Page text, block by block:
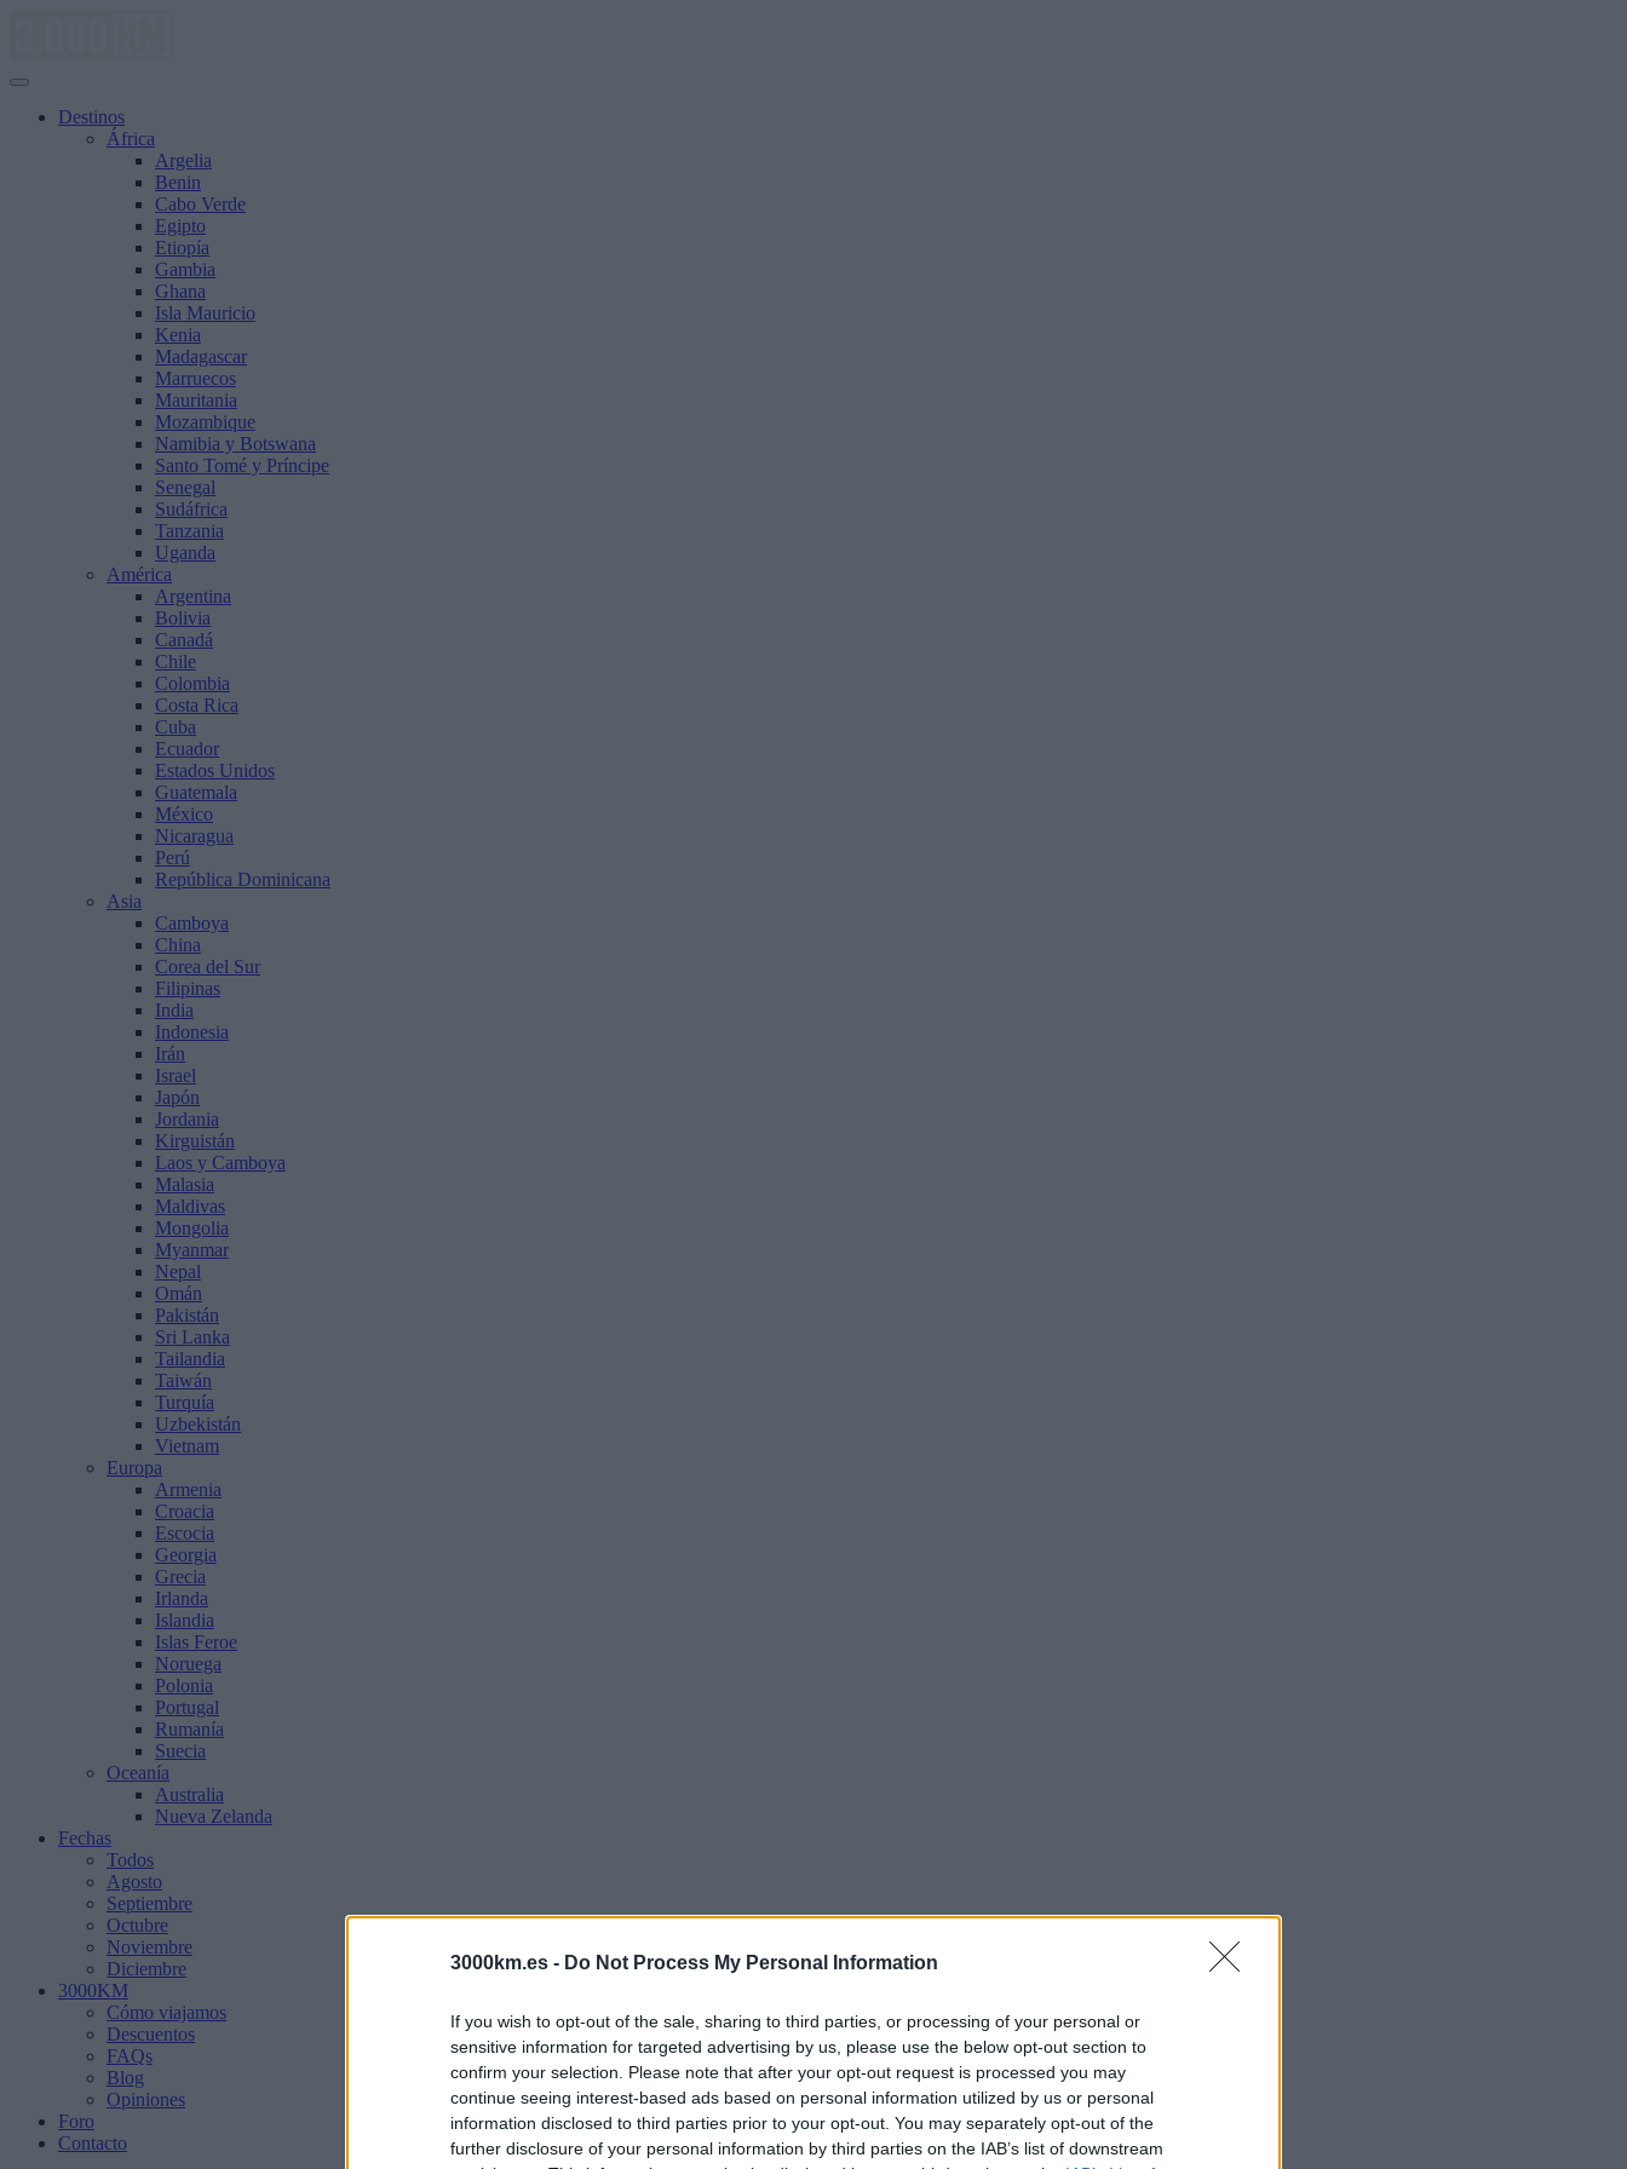
3000km.es - Do Not Process My Personal Information
If you wish to opt-out of the sale, sharing to third parties, or processing of your personal or
sensitive information for targeted advertising by us, please use the below opt-out section to
confirm your selection. Please note that after your opt-out request is processed you may
continue seeing interest-based ads based on personal information utilized by us or personal
information disclosed to third parties prior to your opt-out. You may separately opt-out of the
further disclosure of your personal information by third parties on the IAB’s list of downstream
Destinos
África
Argelia
Benin
Cabo Verde
Egipto
Etiopía
Gambia
Ghana
Isla Mauricio
Kenia
Madagascar
Marruecos
Mauritania
Mozambique
Namibia y Botswana
Santo Tomé y Príncipe
Senegal
Sudáfrica
Tanzania
Uganda
América
Argentina
Bolivia
Canadá
Chile
Colombia
Costa Rica
Cuba
Ecuador
Estados Unidos
Guatemala
México
Nicaragua
Perú
República Dominicana
Asia
Camboya
China
Corea del Sur
Filipinas
India
Indonesia
Irán
Israel
Japón
Jordania
Kirguistán
Laos y Camboya
Malasia
Maldivas
Mongolia
Myanmar
Nepal
Omán
Pakistán
Sri Lanka
Tailandia
Taiwán
Turquía
Uzbekistán
Vietnam
Europa
Armenia
Croacia
Escocia
Georgia
Grecia
Irlanda
Islandia
Islas Feroe
Noruega
Polonia
Portugal
Rumanía
Suecia
Oceanía
Australia
Nueva Zelanda
Fechas
Todos
Agosto
Septiembre
Octubre
Noviembre
Diciembre
3000KM
Cómo viajamos
Descuentos
FAQs
Blog
Opiniones
Foro
Contacto